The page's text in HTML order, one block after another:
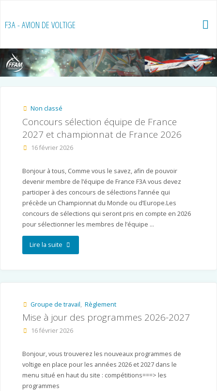
content
F3A - AVION DE VOLTIGE
Non classé
Concours sélection équipe de France
2027 et championnat de France 2026
16 février 2026
Bonjour à tous, Comme vous le savez, afin de pouvoir
devenir membre de l’équipe de France F3A vous devez
participer à des concours de sélections l’année qui
précède un Championnat du Monde ou d’Europe.Les
concours de sélections qui seront pris en compte en 2026
pour sélectionner les membres de l’équipe …
Lire la suite"Concours
France
2027
et
championnat
Groupe de travail, Règlement
Mise à jour des programmes 2026-2027
16 février 2026
Bonjour, vous trouverez les nouveaux programmes de
voltige en place pour les années 2026 et 2027 dans le
menu situé en haut du site : compétitions===> les
programmes